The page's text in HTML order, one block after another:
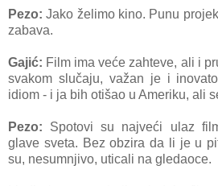
Pezo: Jako želimo kino. Punu
zabava.
Gajić: Film ima veće zahteve, ali i
svakom slučaju, važan je i
idiom - i ja bih otišao u Ameriku, ali
Pezo: Spotovi su najveći ulaz
glave sveta. Bez obzira da li je u
su, nesumnjivo, uticali na gledaoce.